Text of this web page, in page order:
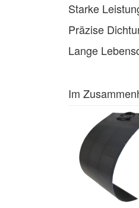
Starke
Präzise
Lange
Im